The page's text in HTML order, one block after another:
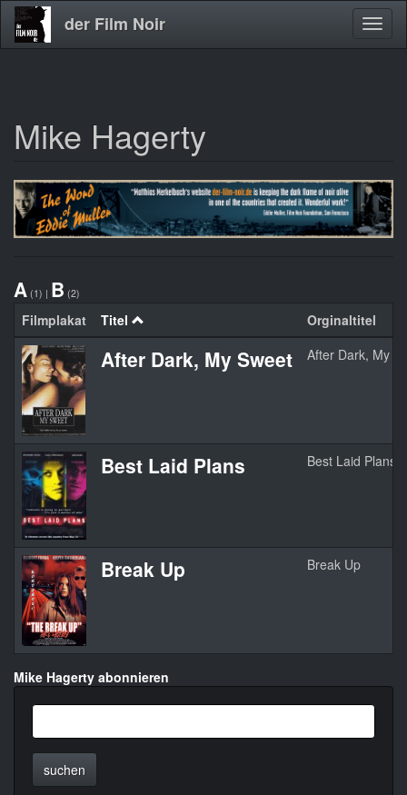
Direkt
zum
der Film Noir
Mike Hagerty
A (1) | B (2)
Filmplakat Titel Orginaltitel
After Dark, My Sweet After Dark, My
Best Laid Plans Best Laid Plans
Break Up Break Up
Mike Hagerty abonnieren
suchen